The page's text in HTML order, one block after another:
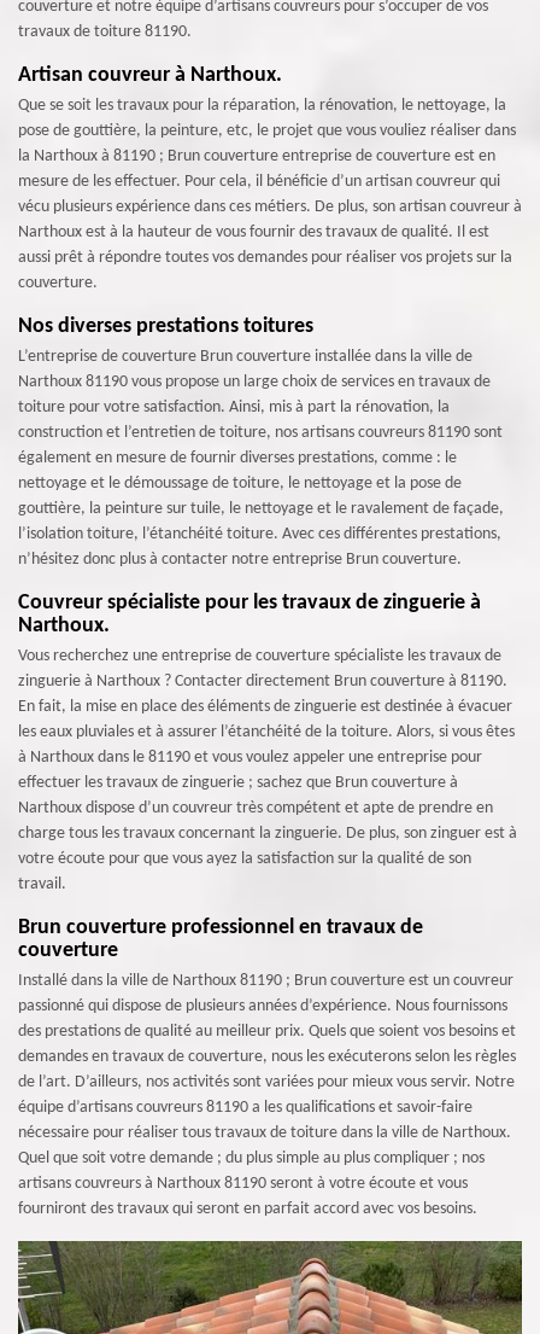
couverture et notre équipe d’artisans couvreurs pour s’occuper de vos
travaux de toiture 81190.
Artisan couvreur à Narthoux.
Que se soit les travaux pour la réparation, la rénovation, le nettoyage, la
pose de gouttière, la peinture, etc, le projet que vous vouliez réaliser dans
la Narthoux à 81190 ; Brun couverture entreprise de couverture est en
mesure de les effectuer. Pour cela, il bénéficie d’un artisan couvreur qui
vécu plusieurs expérience dans ces métiers. De plus, son artisan couvreur à
Narthoux est à la hauteur de vous fournir des travaux de qualité. Il est
aussi prêt à répondre toutes vos demandes pour réaliser vos projets sur la
couverture.
Nos diverses prestations toitures
L’entreprise de couverture Brun couverture installée dans la ville de
Narthoux 81190 vous propose un large choix de services en travaux de
toiture pour votre satisfaction. Ainsi, mis à part la rénovation, la
construction et l’entretien de toiture, nos artisans couvreurs 81190 sont
également en mesure de fournir diverses prestations, comme : le
nettoyage et le démoussage de toiture, le nettoyage et la pose de
gouttière, la peinture sur tuile, le nettoyage et le ravalement de façade,
l’isolation toiture, l’étanchéité toiture. Avec ces différentes prestations,
n’hésitez donc plus à contacter notre entreprise Brun couverture.
Couvreur spécialiste pour les travaux de zinguerie à
Narthoux.
Vous recherchez une entreprise de couverture spécialiste les travaux de
zinguerie à Narthoux ? Contacter directement Brun couverture à 81190.
En fait, la mise en place des éléments de zinguerie est destinée à évacuer
les eaux pluviales et à assurer l’étanchéité de la toiture. Alors, si vous êtes
à Narthoux dans le 81190 et vous voulez appeler une entreprise pour
effectuer les travaux de zinguerie ; sachez que Brun couverture à
Narthoux dispose d’un couvreur très compétent et apte de prendre en
charge tous les travaux concernant la zinguerie. De plus, son zinguer est à
votre écoute pour que vous ayez la satisfaction sur la qualité de son
travail.
Brun couverture professionnel en travaux de
couverture
Installé dans la ville de Narthoux 81190 ; Brun couverture est un couvreur
passionné qui dispose de plusieurs années d’expérience. Nous fournissons
des prestations de qualité au meilleur prix. Quels que soient vos besoins et
demandes en travaux de couverture, nous les exécuterons selon les règles
de l’art. D’ailleurs, nos activités sont variées pour mieux vous servir. Notre
équipe d’artisans couvreurs 81190 a les qualifications et savoir-faire
nécessaire pour réaliser tous travaux de toiture dans la ville de Narthoux.
Quel que soit votre demande ; du plus simple au plus compliquer ; nos
artisans couvreurs à Narthoux 81190 seront à votre écoute et vous
fourniront des travaux qui seront en parfait accord avec vos besoins.